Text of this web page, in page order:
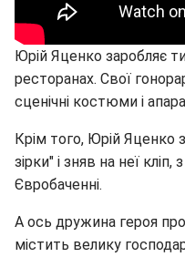
Юрій Яценко заробляє
ресторанах. Свої
сценічні костюми і
Крім того, Юрій Яценко
зірки" і зняв на неї
Євробаченні.
А ось дружина героя
містить велику